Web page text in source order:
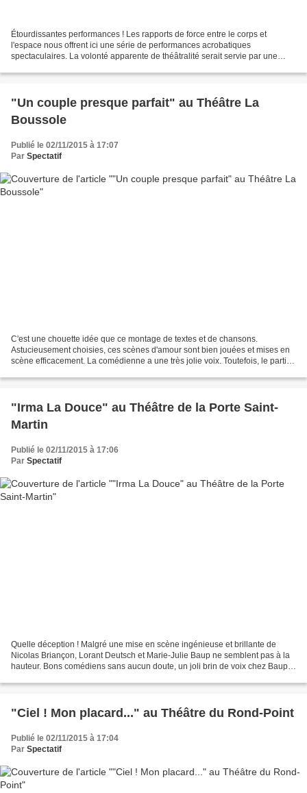
Étourdissantes performances ! Les rapports de force entre le corps et
l'espace nous offrent ici une série de performances acrobatiques
spectaculaires. La volonté apparente de théâtralité serait servie par une
"Un couple presque parfait" au Théâtre La
Boussole
Publié le 02/11/2015 à 17:07
Par Spectatif
C'est une chouette idée que ce montage de textes et de chansons.
Astucieusement choisies, ces scènes d'amour sont bien jouées et mises en
scène efficacement. La comédienne a une très jolie voix. Toutefois, le partis-
"Irma La Douce" au Théâtre de la Porte Saint-
Martin
Publié le 02/11/2015 à 17:06
Par Spectatif
Quelle déception ! Malgré une mise en scène ingénieuse et brillante de
Nicolas Briançon, Lorant Deutsch et Marie-Julie Baup ne semblent pas à la
hauteur. Bons comédiens sans aucun doute, un joli brin de voix chez Baup
"Ciel ! Mon placard..." au Théâtre du Rond-Point
Publié le 02/11/2015 à 17:04
Par Spectatif